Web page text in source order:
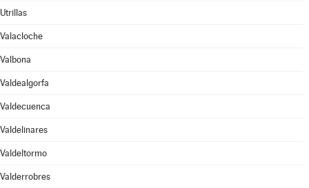
Utrillas
Valacloche
Valbona
Valdealgorfa
Valdecuenca
Valdelinares
Valdeltormo
Valderrobres